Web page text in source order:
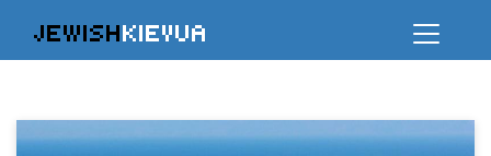
JEWISHKIEVUA